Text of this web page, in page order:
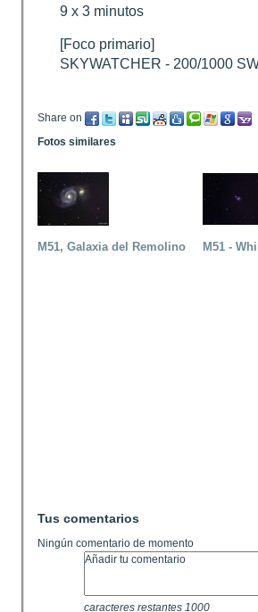
9 x 3 minutos
[Foco primario]
SKYWATCHER - 200/1000
Share on
Fotos similares
M51, Galaxia del Remolino M51 -
Tus comentarios
Ningún comentario de momento
caracteres restantes 1000